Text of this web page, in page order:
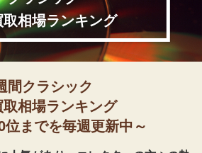
相場ランキング
間クラシック
取相場ランキング
位までを毎週更新中～